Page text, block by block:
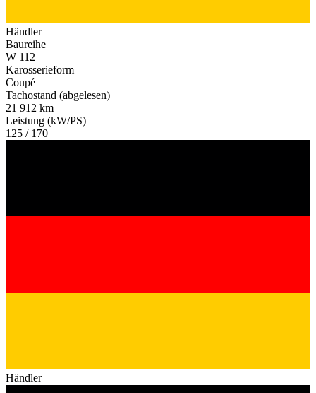
Händler
Baureihe
W 112
Karosserieform
Coupé
Tachostand (abgelesen)
21 912 km
Leistung (kW/PS)
125 / 170
Händler